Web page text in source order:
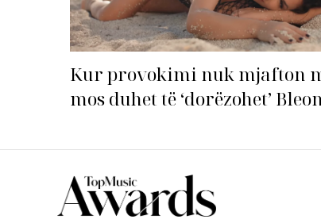
Kur provokimi nuk mjafton
mos duhet të ‘dorëzohet’